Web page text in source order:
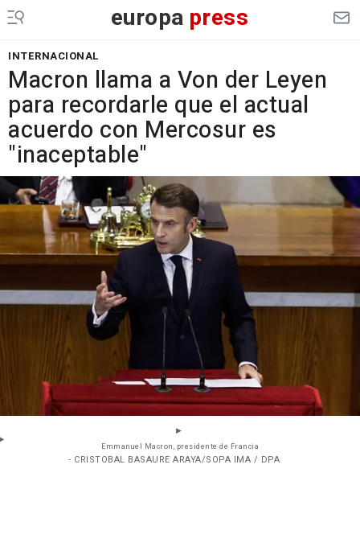
europa press
INTERNACIONAL
Macron llama a Von der Leyen
para recordarle que el actual
acuerdo con Mercosur es
"inaceptable"
Emmanuel Macron, presidente de Francia
- CRISTOBAL BASAURE ARAYA/SOPA IMA / DPA